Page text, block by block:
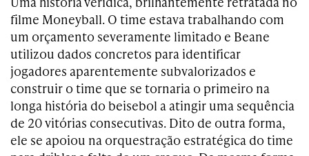
filme Moneyball. O time estava trabalhando com
um orçamento severamente limitado e Beane
utilizou dados concretos para identificar
jogadores aparentemente subvalorizados e
construir o time que se tornaria o primeiro na
longa história do beisebol a atingir uma sequência
de 20 vitórias consecutivas. Dito de outra forma,
ele se apoiou na orquestração estratégica do time